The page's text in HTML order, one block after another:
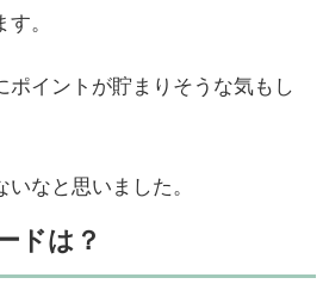
。
ポイントが貯まりそうな気もし
なと思いました。
ドは？